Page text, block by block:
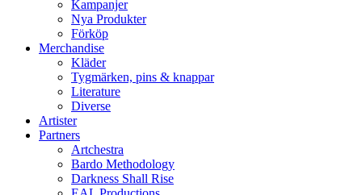
Kampanjer
Nya Produkter
Förköp
Merchandise
Kläder
Tygmärken, pins & knappar
Literature
Diverse
Artister
Partners
Artchestra
Bardo Methodology
Darkness Shall Rise